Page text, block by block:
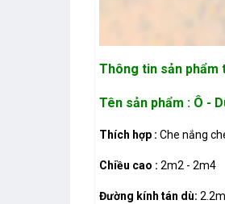
Thông tin sản phẩm
Tên sản phẩm : Ô -
Thích hợp : Che nắng
Chiều cao : 2m2 - 2m4
Đường kính tán dù: